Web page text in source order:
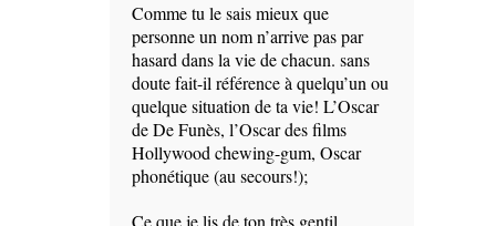
Comme tu le sais mieux que
personne un nom n’arrive pas par
hasard dans la vie de chacun. sans
doute fait-il référence à quelqu’un ou
quelque situation de ta vie! L’Oscar
de De Funès, l’Oscar des films
Hollywood chewing-gum, Oscar
phonétique (au secours!);